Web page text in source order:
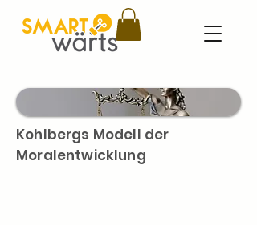
Kohlbergs Modell der
Moralentwicklung